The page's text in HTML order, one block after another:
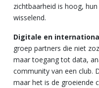
zichtbaarheid is hoog,
wisselend.
Digitale en
groep partners die niet
maar toegang tot data,
community van een club.
maar het is de groeiende